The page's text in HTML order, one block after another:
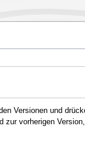
Versionen und
zur vorherigen Version,